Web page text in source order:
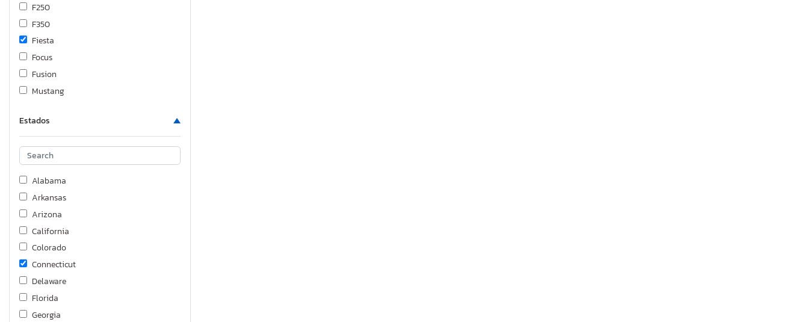
F250
F350
Fiesta
Focus
Fusion
Mustang
Taurus
Estados
Alabama
Arkansas
Arizona
California
Colorado
Connecticut
Delaware
Florida
Georgia